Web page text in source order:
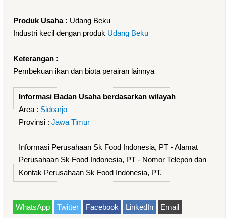
Produk Usaha : Udang Beku
Industri kecil dengan produk Udang Beku
Keterangan :
Pembekuan ikan dan biota perairan lainnya
Informasi Badan Usaha berdasarkan wilayah
Area : Sidoarjo
Provinsi : Jawa Timur
Informasi Perusahaan Sk Food Indonesia, PT - Alamat
Perusahaan Sk Food Indonesia, PT - Nomor Telepon dan
Kontak Perusahaan Sk Food Indonesia, PT.
WhatsApp Twitter Facebook LinkedIn Email